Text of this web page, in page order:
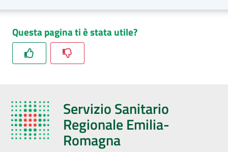
Questa pagina ti è stata utile?
Servizio Sanitario
Regionale Emilia-
Romagna